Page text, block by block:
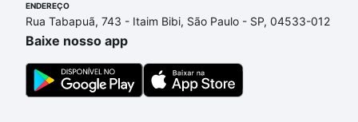
compra, veja em nosso portal
um apartamento
e conte com a gente para comprar
o imóvel dos seus sonhos com segurança e
conforto. Loft, com você até as chaves.
ENDEREÇO
Rua Tabapuã, 743 - Itaim Bibi, São Paulo - SP, 04533-012
Baixe nosso app